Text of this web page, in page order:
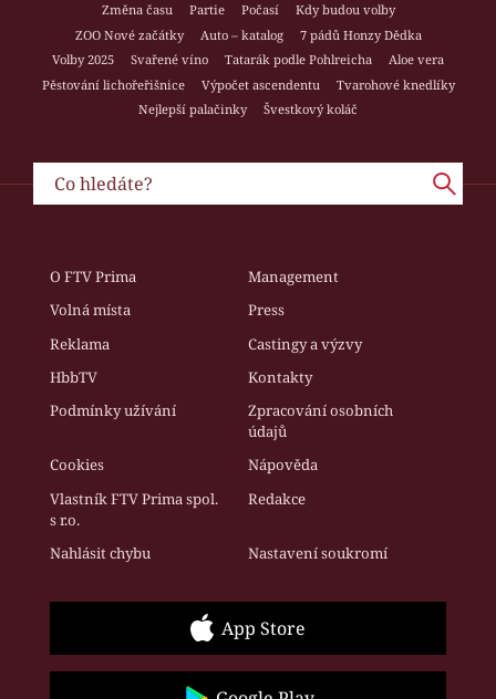
Změna času
Partie Počasí
Kdy budou volby
ZOO Nové začátky
Auto – katalog
7 pádů Honzy Dědka
Volby 2025
Svařené víno Tatarák podle Pohlreicha
Aloe vera
Pěstování lichořeřišnice
Výpočet ascendentu
Tvarohové knedlíky
Nejlepší palačinky
Švestkový koláč
O FTV Prima
Management
Volná místa
Press
Reklama
Castingy a výzvy
HbbTV
Kontakty
Podmínky užívání
Zpracování osobních
údajů
Cookies
Nápověda
Vlastník FTV Prima spol.
s r.o.
Redakce
Nahlásit chybu Nastavení soukromí
App Store